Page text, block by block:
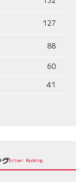
127
88
60
41
グDriver Ranking